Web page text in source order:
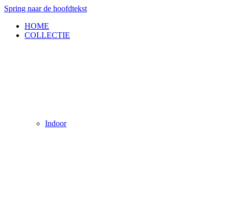
Spring naar de hoofdtekst
HOME
COLLECTIE
Indoor